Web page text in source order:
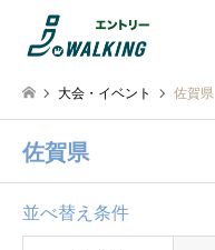
大会・イベント 佐賀県
佐賀県
並べ替え条件